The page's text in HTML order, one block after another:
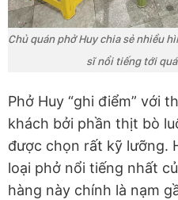
Chủ quán phở Huy chia sẻ nhiều
sĩ nổi tiếng tới
Phở Huy “ghi điểm” với
khách bởi phần thịt bò
được chọn rất kỹ lưỡng.
loại phở nổi tiếng nhất
hàng này chính là nạm